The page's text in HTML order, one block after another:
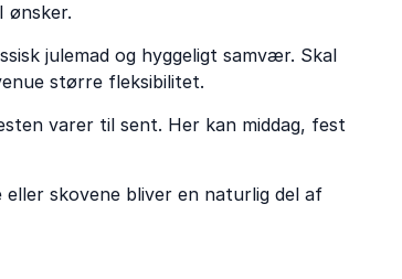
ønsker.
julemad og hyggeligt samvær. Skal
større fleksibilitet.
varer til sent. Her kan middag, fest
skovene bliver en naturlig del af